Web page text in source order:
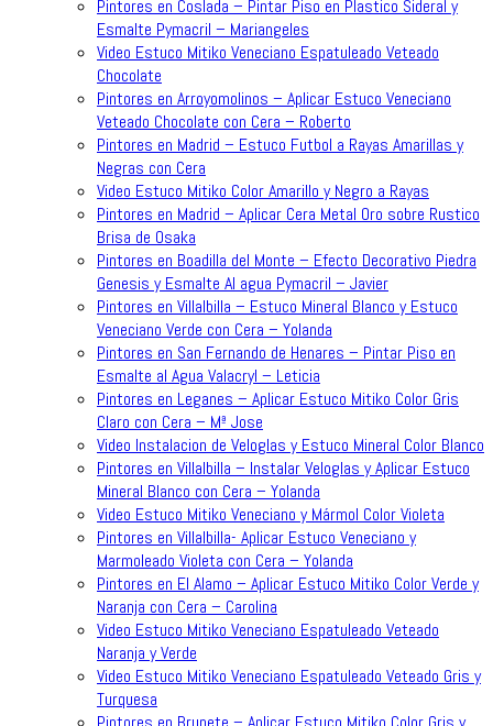
Pintores en Coslada – Pintar Piso en Plastico Sideral y
Esmalte Pymacril – Mariangeles
Video Estuco Mitiko Veneciano Espatuleado Veteado
Chocolate
Pintores en Arroyomolinos – Aplicar Estuco Veneciano
Veteado Chocolate con Cera – Roberto
Pintores en Madrid – Estuco Futbol a Rayas Amarillas y
Negras con Cera
Video Estuco Mitiko Color Amarillo y Negro a Rayas
Pintores en Madrid – Aplicar Cera Metal Oro sobre Rustico
Brisa de Osaka
Pintores en Boadilla del Monte – Efecto Decorativo Piedra
Genesis y Esmalte Al agua Pymacril – Javier
Pintores en Villalbilla – Estuco Mineral Blanco y Estuco
Veneciano Verde con Cera – Yolanda
Pintores en San Fernando de Henares – Pintar Piso en
Esmalte al Agua Valacryl – Leticia
Pintores en Leganes – Aplicar Estuco Mitiko Color Gris
Claro con Cera – Mª Jose
Video Instalacion de Veloglas y Estuco Mineral Color Blanco
Pintores en Villalbilla – Instalar Veloglas y Aplicar Estuco
Mineral Blanco con Cera – Yolanda
Video Estuco Mitiko Veneciano y Mármol Color Violeta
Pintores en Villalbilla- Aplicar Estuco Veneciano y
Marmoleado Violeta con Cera – Yolanda
Pintores en El Alamo – Aplicar Estuco Mitiko Color Verde y
Naranja con Cera – Carolina
Video Estuco Mitiko Veneciano Espatuleado Veteado
Naranja y Verde
Video Estuco Mitiko Veneciano Espatuleado Veteado Gris y
Turquesa